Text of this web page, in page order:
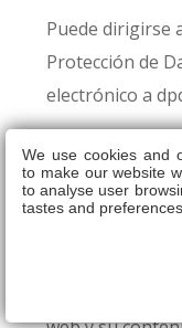
Puede dirigirse
Protección de
electrónico a
disponiendo
conocimiento
We use cookies and
to make our website
to analyse user
tastes and preferences.